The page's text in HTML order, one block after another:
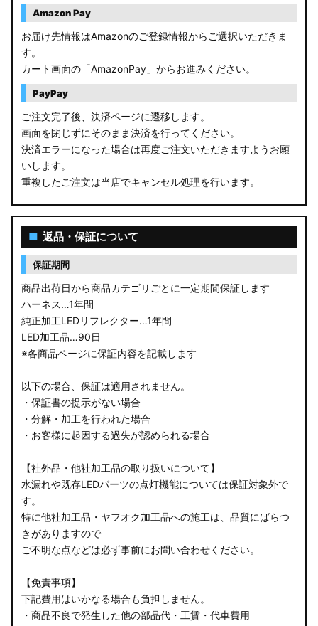
Amazon Pay
お届け先情報はAmazonのご登録情報からご選択いただきま
す。
カート画面の「AmazonPay」からお進みください。
PayPay
ご注文完了後、決済ページに遷移します。
画面を閉じずにそのまま決済を行ってください。
決済エラーになった場合は再度ご注文いただきますようお願
いします。
重複したご注文は当店でキャンセル処理を行います。
■ 返品・保証について
保証期間
商品出荷日から商品カテゴリごとに一定期間保証します
ハーネス…1年間
純正加工LEDリフレクター…1年間
LED加工品…90日
※各商品ページに保証内容を記載します
以下の場合、保証は適用されません。
・保証書の提示がない場合
・分解・加工を行われた場合
・お客様に起因する過失が認められる場合
【社外品・他社加工品の取り扱いについて】
水漏れや既存LEDパーツの点灯機能については保証対象外で
す。
特に他社加工品・ヤフオク加工品への施工は、品質にばらつ
きがありますので
ご不明な点などは必ず事前にお問い合わせください。
【免責事項】
下記費用はいかなる場合も負担しません。
・商品不良で発生した他の部品代・工賃・代車費用